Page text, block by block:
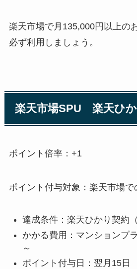
楽天市場で月135,000円以上の
必ず利用しましょう。
楽天市場SPU 楽天ひ
ポイント倍率：+1
ポイント付与対象：楽天市場
達成条件：楽天ひかり契約
かかる費用：マンションプ
～
ポイント付与日：翌月15日